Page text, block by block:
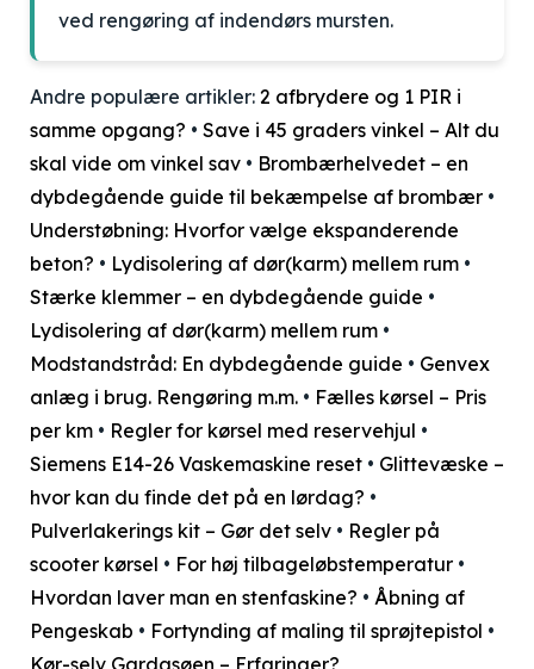
ved rengøring af indendørs mursten.
Andre populære artikler: 2 afbrydere og 1 PIR i
samme opgang? • Save i 45 graders vinkel – Alt du
skal vide om vinkel sav • Brombærhelvedet – en
dybdegående guide til bekæmpelse af brombær •
Understøbning: Hvorfor vælge ekspanderende
beton? • Lydisolering af dør(karm) mellem rum •
Stærke klemmer – en dybdegående guide •
Lydisolering af dør(karm) mellem rum •
Modstandstråd: En dybdegående guide • Genvex
anlæg i brug. Rengøring m.m. • Fælles kørsel – Pris
per km • Regler for kørsel med reservehjul •
Siemens E14-26 Vaskemaskine reset • Glittevæske –
hvor kan du finde det på en lørdag? •
Pulverlakerings kit – Gør det selv • Regler på
scooter kørsel • For høj tilbageløbstemperatur •
Hvordan laver man en stenfaskine? • Åbning af
Pengeskab • Fortynding af maling til sprøjtepistol •
Kør-selv Gardasøen – Erfaringer?